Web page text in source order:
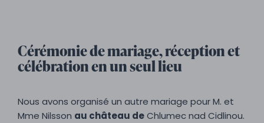
Cérémonie de mariage, réception et
célébration en un seul lieu
Nous avons organisé un autre mariage pour M. et
Mme Nilsson au château deChlumec nad Cidlinou.